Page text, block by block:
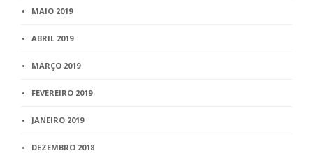
MAIO 2019
ABRIL 2019
MARÇO 2019
FEVEREIRO 2019
JANEIRO 2019
DEZEMBRO 2018